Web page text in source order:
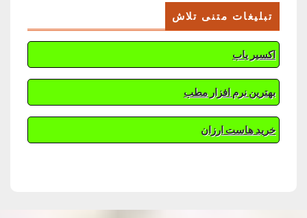
تبلیغات متنی تلاش
اکسیر یاب
بهترین نرم افزار مطب
خرید هاست ارزان